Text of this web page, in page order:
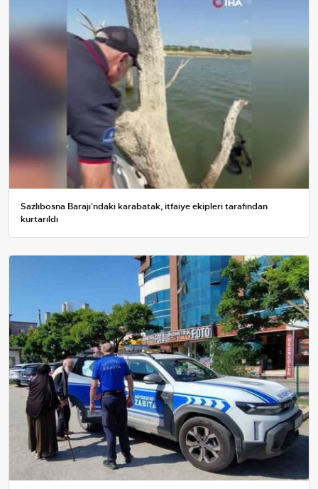
Sazlıbosna Barajı'ndaki karabatak, itfaiye ekipleri tarafından
kurtarıldı